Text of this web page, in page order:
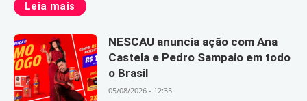
Leia mais
NESCAU anuncia ação com Ana
Castela e Pedro Sampaio em todo
o Brasil
05/08/2026 - 12:35